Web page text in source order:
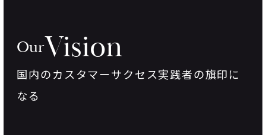
OurVision
国内のカスタマーサクセス実践者の旗印に
なる